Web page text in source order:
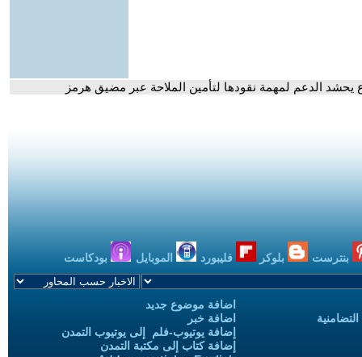
بنترست بلوكر فليبورد الموبايل بودكاست
اضافة موضوع جديد
اضافة خبر
إضافة يوتيوب-فلم إلى يوتيوب التمدن
إضافة كتاب إلى مكتبة التمدن